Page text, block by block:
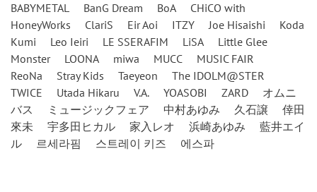
BABYMETAL
BanG Dream BoA
CHiCO with
HoneyWorks
ClariS Eir Aoi ITZY Joe Hisaishi
Koda
Kumi
Leo Ieiri LE SSERAFIM LiSA
Little Glee
Monster
LOONA miwa MUCC
MUSIC FAIR
ReoNa
Stray Kids Taeyeon
The IDOLM@STER
TWICE
Utada Hikaru V.A. YOASOBI ZARD
オムニ
バス
ミュージックフェア 中村あゆみ 久石譲
倖田
來未
宇多田ヒカル 家入レオ 浜崎あゆみ
藍井エイ
ル
르세라핌 스트레이 키즈 에스파